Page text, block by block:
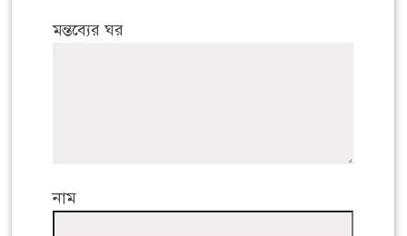
মন্তব্যের ঘর
নাম